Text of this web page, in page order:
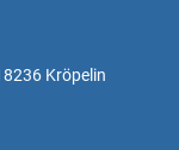
Kröpelin